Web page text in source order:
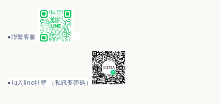
●聯繫客服
●加入line社群 （私訊要密碼）